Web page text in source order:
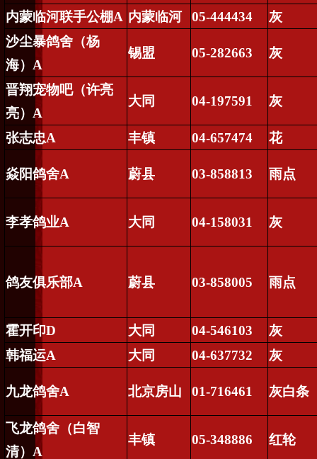
内蒙临河联手公棚A 内蒙临河 05-444434
灰
沙尘暴鸽舍（杨
海） A
锡盟 05-282663 灰
晋翔宠物吧（许亮
亮） A
大同 04-197591 灰
张志忠A 丰镇 04-657474 花
焱阳鸽舍A 蔚县 03-858813 雨点
李孝鸽业A 大同 04-158031 灰
鸽友俱乐部A 蔚县 03-858005 雨点
霍开印D 大同 04-546103
灰
韩福运A 大同 04-637732 灰
九龙鸽舍A 北京房山 01-716461 灰白条
飞龙鸽舍（白智
清） A
丰镇 05-348886 红轮